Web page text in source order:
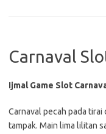
Carnaval
Ijmal Game Slot
Carnaval pecah pada
tampak. Main lima lilitan